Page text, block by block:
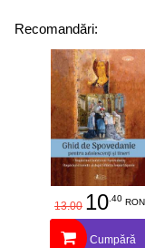
Recomandări:
13.00 10.40 RON
Cumpără